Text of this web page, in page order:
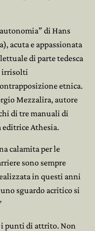
di Hans
acuta e appassionata
di parte tedesca
irrisolti
etnica.
Mezzalira, autore
di tre manuali di
editrice Athesia.
calamita per le
sono sempre
in questi anni
sguardo acritico si
punti di attrito. Non